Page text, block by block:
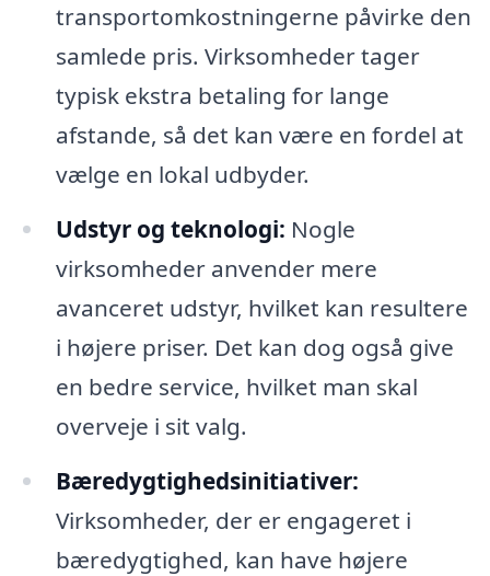
transportomkostningerne påvirke den
samlede pris. Virksomheder tager
typisk ekstra betaling for lange
afstande, så det kan være en fordel at
vælge en lokal udbyder.
Udstyr og teknologi: Nogle
virksomheder anvender mere
avanceret udstyr, hvilket kan resultere
i højere priser. Det kan dog også give
en bedre service, hvilket man skal
overveje i sit valg.
Bæredygtighedsinitiativer:
Virksomheder, der er engageret i
bæredygtighed, kan have højere